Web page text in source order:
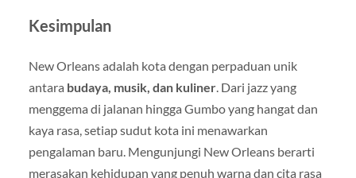
Kesimpulan
New Orleans adalah kota dengan perpaduan unik
antara budaya, musik, dan kuliner. Dari jazz yang
menggema di jalanan hingga Gumbo yang hangat dan
kaya rasa, setiap sudut kota ini menawarkan
pengalaman baru. Mengunjungi New Orleans berarti
merasakan kehidupan yang penuh warna dan cita rasa